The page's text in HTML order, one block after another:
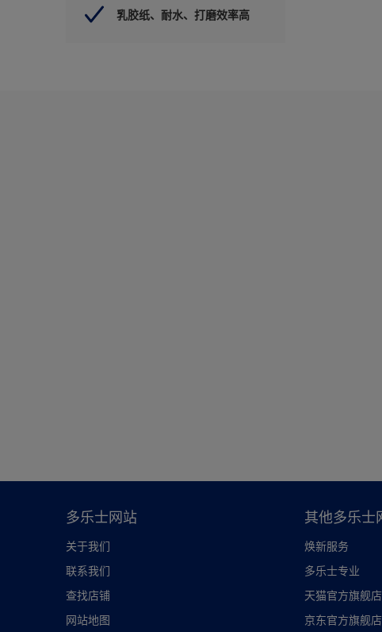
乳胶纸、耐水、打磨效率高
多乐士网站
关于我们
联系我们
查找店铺
网站地图
其他多乐士
焕新服务
多乐士专业
天猫官方旗舰店
京东官方旗舰店